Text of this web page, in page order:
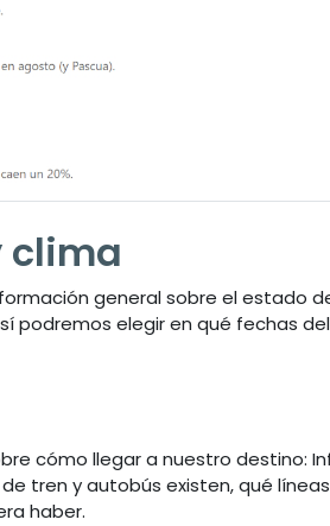
clima
general sobre el estado
podremos elegir en qué fechas
cómo llegar a nuestro destino:
tren y autobús existen, qué
haber.